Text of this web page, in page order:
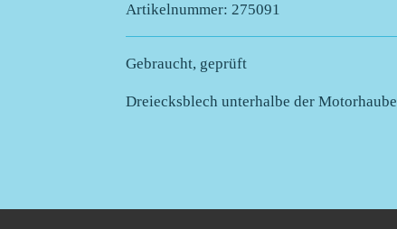
Artikelnummer: 275091
Gebraucht, geprüft
Dreiecksblech unterhalbe der Motorhaube